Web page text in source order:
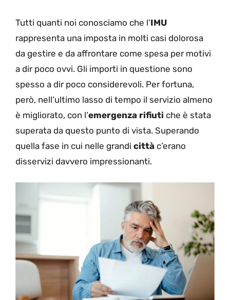
Tutti quanti noi conosciamo che l’IMU
rappresenta una imposta in molti casi dolorosa
da gestire e da affrontare come spesa per motivi
a dir poco ovvi. Gli importi in questione sono
spesso a dir poco considerevoli. Per fortuna,
però, nell’ultimo lasso di tempo il servizio almeno
è migliorato, con l’emergenza rifiuti che è stata
superata da questo punto di vista. Superando
quella fase in cui nelle grandi città c’erano
disservizi davvero impressionanti.